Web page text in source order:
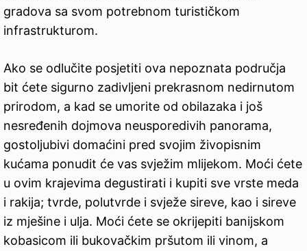
gradova sa svom potrebnom turističkom
infrastrukturom.
Ako se odlučite posjetiti ova nepoznata područja
bit ćete sigurno zadivljeni prekrasnom nedirnutom
prirodom, a kad se umorite od obilazaka i još
nesređenih dojmova neusporedivih panorama,
gostoljubivi domaćini pred svojim živopisnim
kućama ponudit će vas svježim mlijekom. Moći ćete
u ovim krajevima degustirati i kupiti sve vrste meda
i rakija; tvrde, polutvrde i svježe sireve, kao i sireve
iz mješine i ulja. Moći ćete se okrijepiti banijskom
kobasicom ili bukovačkim pršutom ili vinom, a